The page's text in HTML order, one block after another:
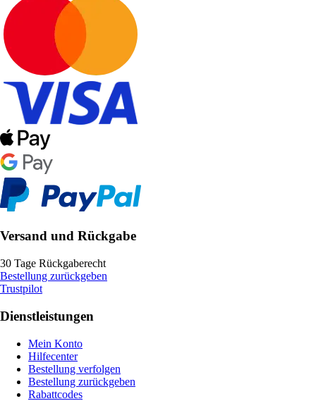
Versand und Rückgabe
30 Tage Rückgaberecht
Bestellung zurückgeben
Trustpilot
Dienstleistungen
Mein Konto
Hilfecenter
Bestellung verfolgen
Bestellung zurückgeben
Rabattcodes